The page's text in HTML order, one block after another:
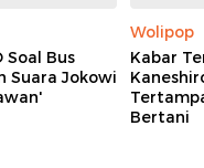
Soal Bus
Suara Jokowi
Wolipop
Kabar
Bertani